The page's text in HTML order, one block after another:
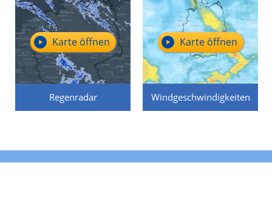
Regenradar
Karte öffnen
Windgeschwindigkeiten
Karte öffnen